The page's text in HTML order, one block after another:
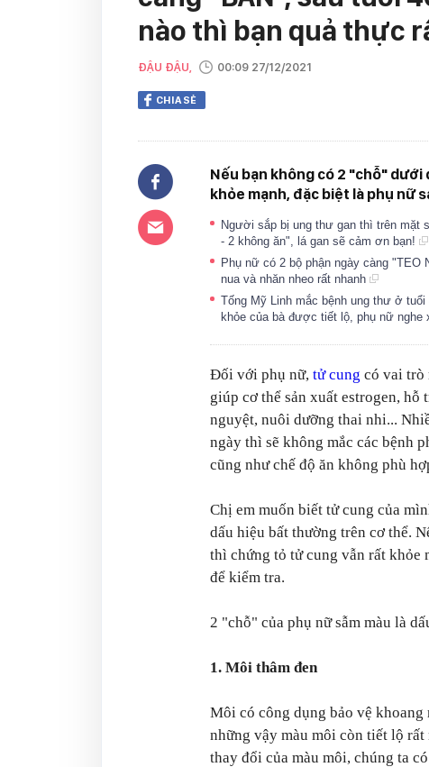
nào thì bạn quả thực
ĐẬU ĐẬU, 00:09 27/12/2021
CHIA SẺ
Nếu bạn không có 2 "chỗ"
khỏe mạnh, đặc biệt là phụ nữ
Người sắp bị ung thư gan thì trên mặt
- 2 không ăn", lá gan sẽ cảm ơn bạn!
Phụ nữ có 2 bộ phận ngày càng "TEO
nua và nhăn nheo rất nhanh
Tống Mỹ Linh mắc bệnh ung thư ở
khỏe của bà được tiết lộ, phụ nữ nghe
Đối với phụ nữ, tử cung có vai trò
giúp cơ thể sản xuất estrogen,
nguyệt, nuôi dưỡng thai nhi...
ngày thì sẽ không mắc các bệnh
cũng như chế độ ăn không phù
Chị em muốn biết tử cung của
dấu hiệu bất thường trên cơ thể.
thì chứng tỏ tử cung vẫn rất khỏe
để kiểm tra.
2 "chỗ" của phụ nữ sẫm màu là
1. Môi thâm đen
Môi có công dụng bảo vệ
những vậy màu môi còn tiết lộ
thay đổi của màu môi, chúng ta